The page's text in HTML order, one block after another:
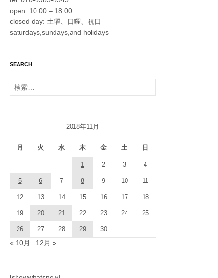
open: 10:00 – 18:00
closed day: 土曜、日曜、祝日
saturdays,sundays,and holidays
SEARCH
検
索:
2018年11月
月 火 水 木 金 土 日
1 2 3 4
5 6 7 8 9 10 11
12 13 14 15 16 17 18
19 20 21 22 23 24 25
26 27 28 29 30
« 10月 12月 »